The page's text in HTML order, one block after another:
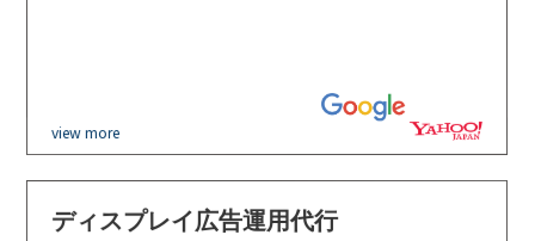
view more
ディスプレイ広告運用代行